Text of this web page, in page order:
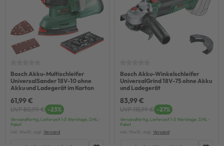
Bosch Akku-Multischleifer
UniversalSander 18V-10 ohne
Akku und Ladegerät im Karton
61,99 €
UVP 80,99 € -23%
Versandfertig, Lieferzeit 1-3 Werktage, DHL-
Paket
inkl. MwSt. zzgl. Versand
Bosch Akku-Winkelschleifer
UniversalGrind 18V-75 ohne Akku
und Ladegerät
83,99 €
UVP 115,99 € -27%
Versandfertig, Lieferzeit 1-3 Werktage, DHL-
Paket
inkl. MwSt. zzgl. Versand